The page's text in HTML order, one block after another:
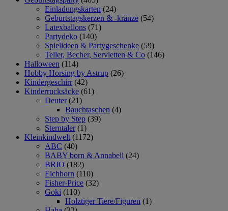
Einladungskarten (24)
Geburtstagskerzen & -kränze (54)
Latexballons (71)
Partydeko (140)
Spielideen & Partygeschenke (59)
Teller, Becher, Servietten & Co (146)
Halloween (114)
Hobby Horsing by Astrup (26)
Kindergeschirr (42)
Kinderrucksäcke (61)
Deuter (21)
Bauchtaschen (4)
Step by Step (39)
Sterntaler (1)
Kleinkindwelt (1172)
ABC (40)
BABY born & Annabell (24)
BRIO (182)
Eichhorn (110)
Fisher-Price (32)
Goki (110)
Holztiger Tiere/Figuren (1)